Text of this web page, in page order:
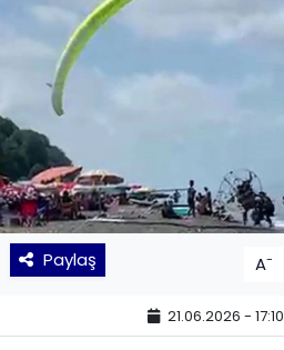
Paylaş A-
21.06.2026 - 17:10
MAGAZİN
POLİTİKA
SAĞLIK
Siyaset
SPOR
TEKNOLOJİ